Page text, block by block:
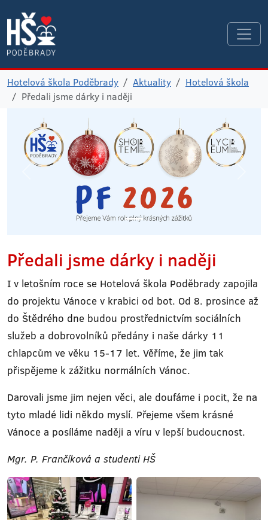
Hotelová škola Poděbrady Aktuality
Hotelová škola
Předali jsme dárky i naději
Předali jsme dárky i naději
I v letošním roce se Hotelová škola Poděbrady zapojila
do projektu Vánoce v krabici od bot. Od 8. prosince až
do Štědrého dne budou prostřednictvím sociálních
služeb a dobrovolníků předány i naše dárky 11
chlapcům ve věku 15-17 let. Věříme, že jim tak
přispějeme k zážitku normálních Vánoc.
Darovali jsme jim nejen věci, ale doufáme i pocit, že na
tyto mladé lidi někdo myslí. Přejeme všem krásné
Vánoce a posíláme naději a víru v lepší budoucnost.
Mgr. P. Frančíková a studenti HŠ